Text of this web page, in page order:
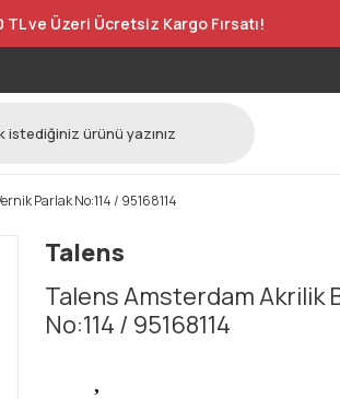
TL ve Üzeri Ücretsiz Kargo Fırsatı!
Parlak No:114 / 95168114
Talens
Talens Amsterdam Akrilik
No:114 / 95168114